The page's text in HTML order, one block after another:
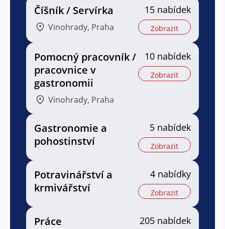
Číšník / Servírka
Vinohrady, Praha
15 nabídek
Zobrazit
Pomocný pracovník /
pracovnice v
gastronomii
Vinohrady, Praha
10 nabídek
Zobrazit
Gastronomie a
pohostinství
5 nabídek
Zobrazit
Potravinářství a
krmivářství
4 nabídky
Zobrazit
Práce 205 nabídek